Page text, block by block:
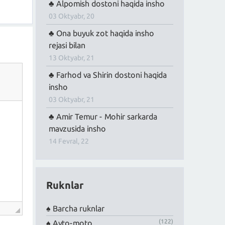
Alpomish dostoni haqida insho
03 Oktyabr, 20
Ona buyuk zot haqida insho
rejasi bilan
13 Oktyabr, 21
Farhod va Shirin dostoni haqida
insho
03 Oktyabr, 21
Amir Temur - Mohir sarkarda
mavzusida insho
14 Fevral, 22
Ruknlar
Barcha ruknlar
Avto-moto
(122)